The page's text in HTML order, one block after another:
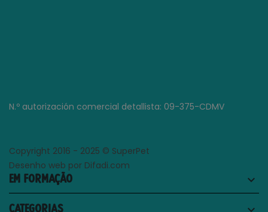
N.º autorización comercial detallista: 09-375-CDMV
Copyright 2016 - 2025 © SuperPet
Desenho web por Difadi.com
EM FORMAÇÃO keyboard_arrow_down
CATEGORIAS